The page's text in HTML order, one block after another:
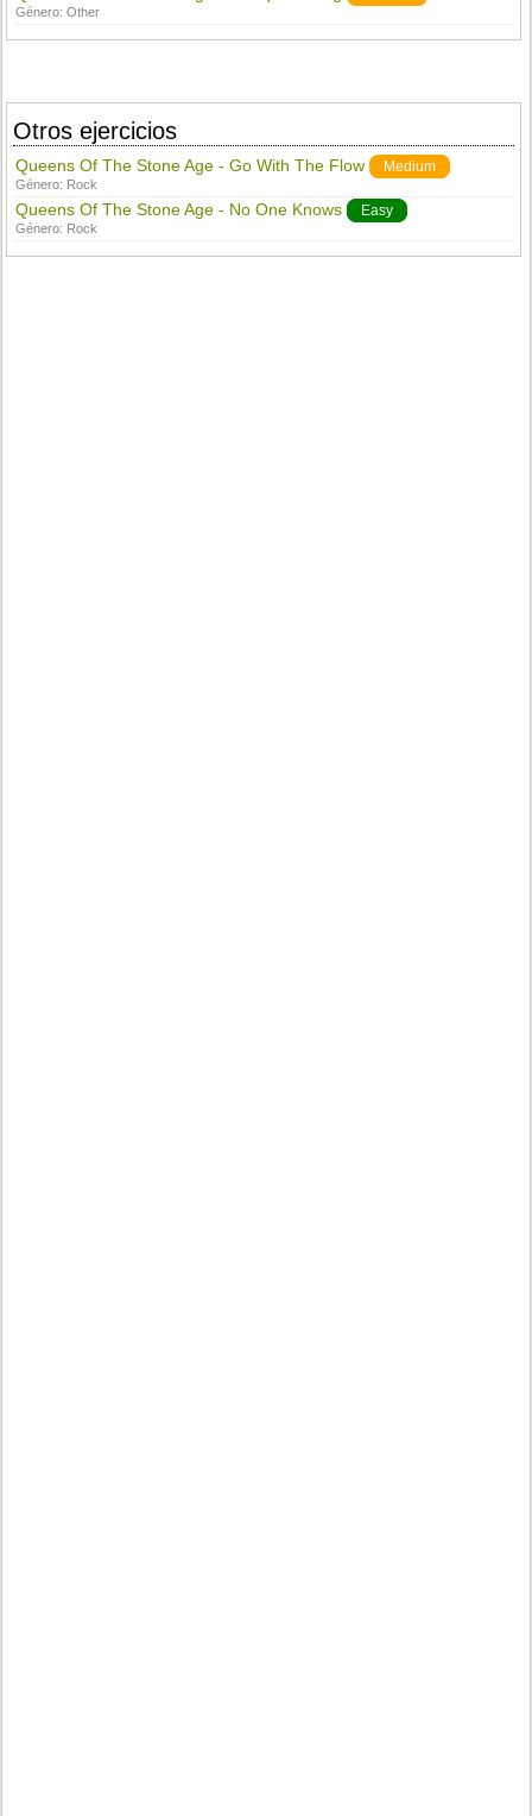
Género:Other
Otros ejercicios
Queens Of The Stone Age - Go With The Flow Medium
Género: Rock
Queens Of The Stone Age - No One Knows Easy
Género: Rock